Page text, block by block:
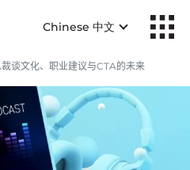
Chinese 中文
谈文化、职业建议与CTA的未来